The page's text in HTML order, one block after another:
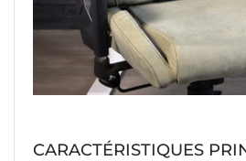
CARACTÉRISTIQUES